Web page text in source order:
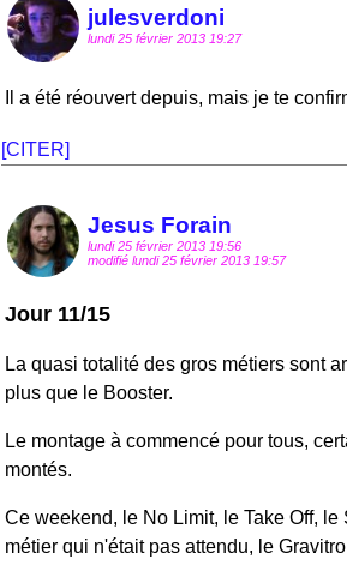
julesverdoni
lundi 25 février 2013 19:27
Il a été réouvert depuis, mais je te
[CITER]
Jesus Forain
lundi 25 février 2013 19:56
modifié lundi 25 février 2013 19:57
Jour 11/15
La quasi totalité des gros métiers sont
plus que le Booster.
Le montage à commencé pour tous,
montés.
Ce weekend, le No Limit, le Take Off, le
métier qui n'était pas attendu, le